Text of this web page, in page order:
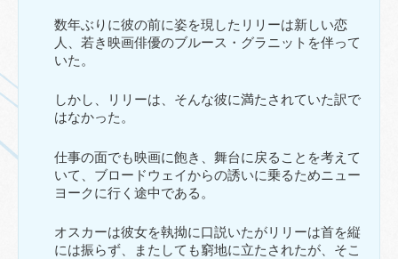
数年ぶりに彼の前に姿を現したリリーは新しい恋
人、若き映画俳優のブルース・グラニットを伴って
いた。
しかし、リリーは、そんな彼に満たされていた訳で
はなかった。
仕事の面でも映画に飽き、舞台に戻ることを考えて
いて、ブロードウェイからの誘いに乗るためニュー
ヨークに行く途中である。
オスカーは彼女を執拗に口説いたがリリーは首を縦
には振らず、またしても窮地に立たされたが、そこ